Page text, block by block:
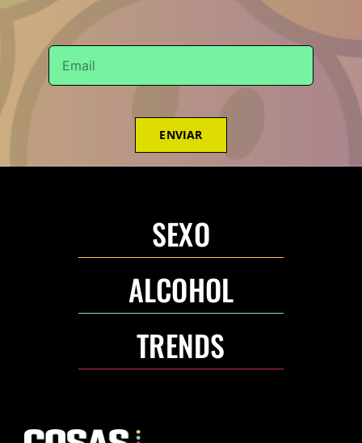
ENVIAR
SEXO
ALCOHOL
TRENDS